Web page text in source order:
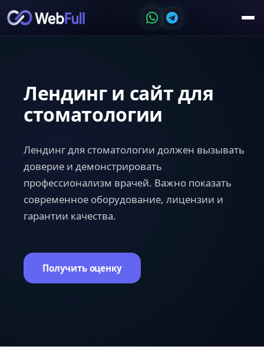
Лендинг и сайт для
стоматологии
Лендинг для стоматологии должен вызывать
доверие и демонстрировать
профессионализм врачей. Важно показать
современное оборудование, лицензии и
гарантии качества.
Получить оценку